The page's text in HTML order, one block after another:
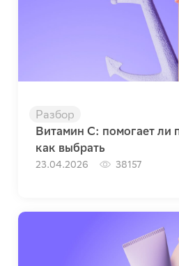
Разбор
Витамин C: помогает ли
как выбрать
23.04.2026 38157